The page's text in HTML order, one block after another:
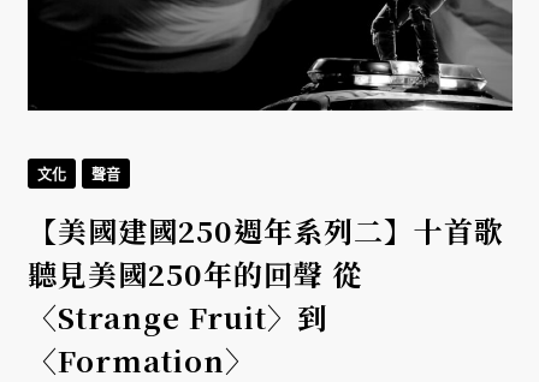
文化 聲音
【美國建國250週年系列二】十首歌
聽見美國250年的回聲 從
〈Strange Fruit〉到
〈Formation〉